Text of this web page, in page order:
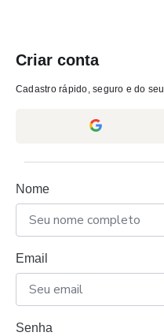
Criar conta
Cadastro rápido, seguro e do
Nome
Email
Senha